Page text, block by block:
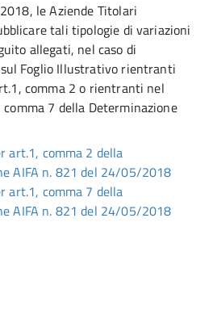
le Aziende Titolari
tali tipologie di variazioni
allegati, nel caso di
Foglio Illustrativo rientranti
comma 2 o rientranti nel
7 della Determinazione
art.1, comma 2 della
AIFA n. 821 del 24/05/2018
art.1, comma 7 della
AIFA n. 821 del 24/05/2018